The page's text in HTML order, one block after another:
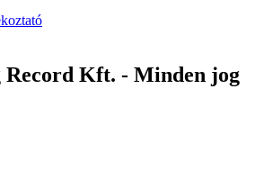
Record Kft. - Minden jog